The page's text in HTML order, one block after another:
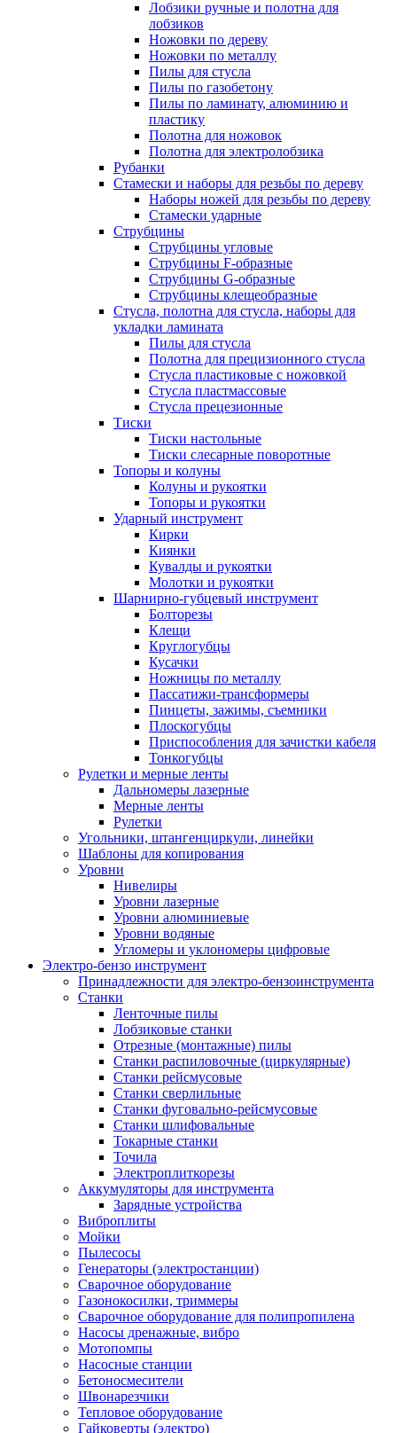
Лобзики ручные и полотна для
лобзиков
Ножовки по дереву
Ножовки по металлу
Пилы для стусла
Пилы по газобетону
Пилы по ламинату, алюминию и
пластику
Полотна для ножовок
Полотна для электролобзика
Рубанки
Стамески и наборы для резьбы по дереву
Наборы ножей для резьбы по дереву
Стамески ударные
Струбцины
Струбцины угловые
Струбцины F-образные
Струбцины G-образные
Струбцины клещеобразные
Стусла, полотна для стусла, наборы для
укладки ламината
Пилы для стусла
Полотна для прецизионного стусла
Стусла пластиковые с ножовкой
Стусла пластмассовые
Стусла прецезионные
Тиски
Тиски настольные
Тиски слесарные поворотные
Топоры и колуны
Колуны и рукоятки
Топоры и рукоятки
Ударный инструмент
Кирки
Киянки
Кувалды и рукоятки
Молотки и рукоятки
Шарнирно-губцевый инструмент
Болторезы
Клещи
Круглогубцы
Кусачки
Ножницы по металлу
Пассатижи-трансформеры
Пинцеты, зажимы, съемники
Плоскогубцы
Приспособления для зачистки кабеля
Тонкогубцы
Рулетки и мерные ленты
Дальномеры лазерные
Мерные ленты
Рулетки
Угольники, штангенциркули, линейки
Шаблоны для копирования
Уровни
Нивелиры
Уровни лазерные
Уровни алюминиевые
Уровни водяные
Угломеры и уклономеры цифровые
Электро-бензо инструмент
Принадлежности для электро-бензоинструмента
Станки
Ленточные пилы
Лобзиковые станки
Отрезные (монтажные) пилы
Станки распиловочные (циркулярные)
Станки рейсмусовые
Станки сверлильные
Станки фуговально-рейсмусовые
Станки шлифовальные
Токарные станки
Точила
Электроплиткорезы
Аккумуляторы для инструмента
Зарядные устройства
Виброплиты
Мойки
Пылесосы
Генераторы (электростанции)
Сварочное оборудование
Газонокосилки, триммеры
Сварочное оборудование для полипропилена
Насосы дренажные, вибро
Мотопомпы
Насосные станции
Бетоносмесители
Швонарезчики
Тепловое оборудование
Гайковерты (электро)